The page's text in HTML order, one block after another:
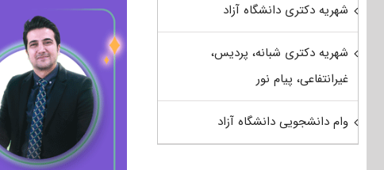
شهریه دکتری دانشگاه آزاد
شهریه دکتری شبانه، پردیس،
غیرانتفاعی، پیام نور
وام دانشجویی دانشگاه آزاد